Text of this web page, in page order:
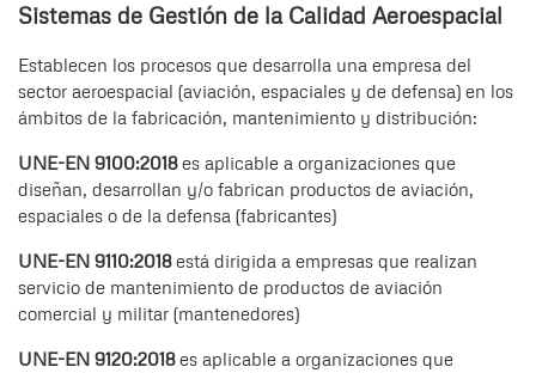
Sistemas de Gestión de la Calidad Aeroespacial
Establecen los procesos que desarrolla una empresa del
sector aeroespacial (aviación, espaciales y de defensa) en los
ámbitos de la fabricación, mantenimiento y distribución:
UNE-EN 9100:2018es aplicable a organizaciones que
diseñan, desarrollan y/o fabrican productos de aviación,
espaciales o de la defensa (fabricantes)
UNE-EN 9110:2018está dirigida a empresas que realizan
servicio de mantenimiento de productos de aviación
comercial y militar (mantenedores)
UNE-EN 9120:2018es aplicable a organizaciones que